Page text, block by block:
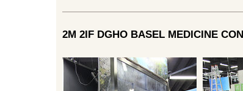
2M 2IF DGHO BASEL MEDICINE